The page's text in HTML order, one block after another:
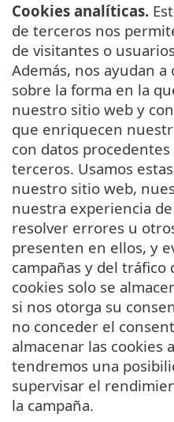
Cookies analíticas.
de terceros nos
de visitantes o
Además, nos ayudan
sobre la forma en la
nuestro sitio web y
que enriquecen
con datos
terceros. Usamos
nuestro sitio web,
nuestra experiencia
resolver errores u
presenten en ellos, y
campañas y del tráfico
cookies solo se
si nos otorga su
no conceder el
almacenar las cookies
tendremos una
supervisar el
la campaña.